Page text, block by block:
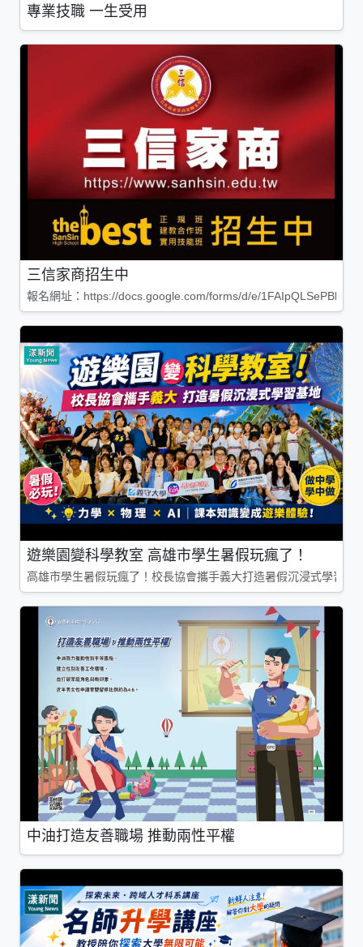
專業技職 一生受用
三信家商招生中
報名網址：https://docs.google.com/forms/d/e/
遊樂園變科學教室 高雄市學生暑假玩瘋了！
高雄市學生暑假玩瘋了！校長協會攜手義大打造暑假沉浸式學習基
中油打造友善職場 推動兩性平權